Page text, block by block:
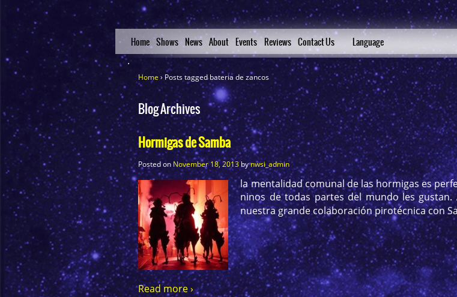
Home Shows News About Events Reviews Contact Us Language
Home › Posts tagged bateria de zancos
Blog Archives
Hormigas de Samba
Posted on November 18, 2013bynwsi_admin
la mentalidad comunal de las hormigas es
ninos de todas partes del mundo les
nuestra grande colaboración pirotécnica con
Read more ›